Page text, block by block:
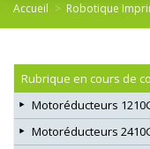
Accueil Robotique
Rubrique en cours de
Motoréducteurs
Motoréducteurs